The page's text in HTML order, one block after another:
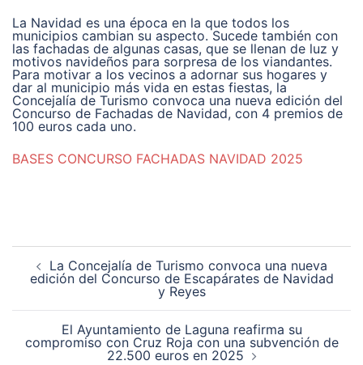
La Navidad es una época en la que todos los
municipios cambian su aspecto. Sucede también con
las fachadas de algunas casas, que se llenan de luz y
motivos navideños para sorpresa de los viandantes.
Para motivar a los vecinos a adornar sus hogares y
dar al municipio más vida en estas fiestas, la
Concejalía de Turismo convoca una nueva edición del
Concurso de Fachadas de Navidad, con 4 premios de
100 euros cada uno.
BASES CONCURSO FACHADAS NAVIDAD 2025
Navegación
de
La Concejalía de Turismo convoca una nueva
edición del Concurso de Escapárates de Navidad
y Reyes
El Ayuntamiento de Laguna reafirma su
compromiso con Cruz Roja con una subvención de
22.500 euros en 2025